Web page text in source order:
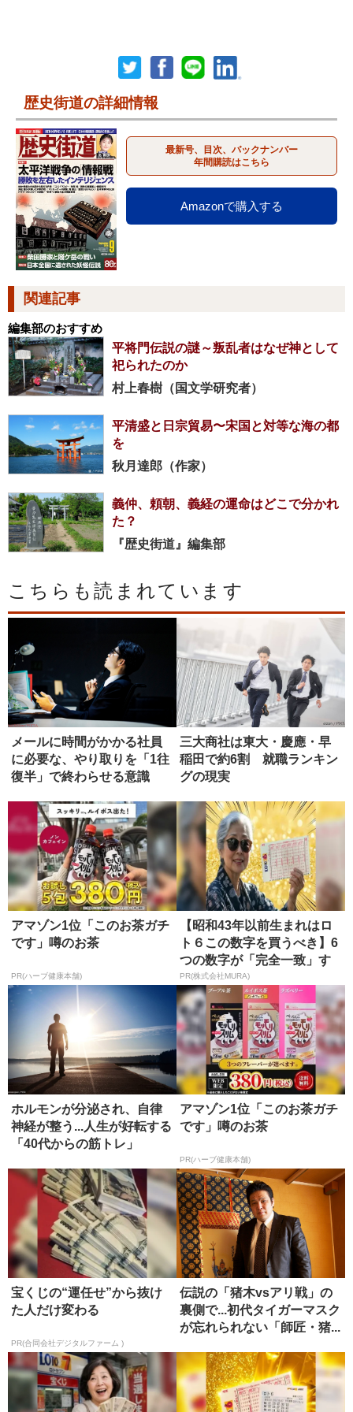
歴史街道の詳細情報
最新号、目次、バックナンバー
年間購読はこちら
Amazonで購入する
関連記事
編集部のおすすめ
平将門伝説の謎～叛乱者はなぜ神として
祀られたのか
村上春樹（国文学研究者）
平清盛と日宗貿易〜宋国と対等な海の都
を
秋月達郎（作家）
義仲、頼朝、義経の運命はどこで分かれ
た？
『歴史街道』編集部
こちらも読まれています
メールに時間がかかる社員
に必要な、やり取りを「1往
復半」で終わらせる意識
三大商社は東大・慶應・早
稲田で約6割 就職ランキン
グの現実
アマゾン1位「このお茶ガチ
です」噂のお茶
PR(ハーブ健康本舗)
【昭和43年以前生まれはロ
ト６この数字を買うべき】6
つの数字が「完全一致」す
る方...
PR(株式会社MURA)
ホルモンが分泌され、自律
神経が整う...人生が好転する
「40代からの筋トレ」
アマゾン1位「このお茶ガチ
です」噂のお茶
PR(ハーブ健康本舗)
宝くじの“運任せ”から抜け
た人だけ変わる
PR(合同会社デジタルファーム )
伝説の「猪木vsアリ戦」の
裏側で...初代タイガーマスク
が忘れられない「師匠・猪...